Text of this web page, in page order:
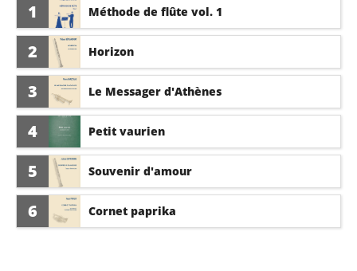
1 Méthode de flûte vol. 1
2 Horizon
3 Le Messager d'Athènes
4 Petit vaurien
5 Souvenir d'amour
6 Cornet paprika